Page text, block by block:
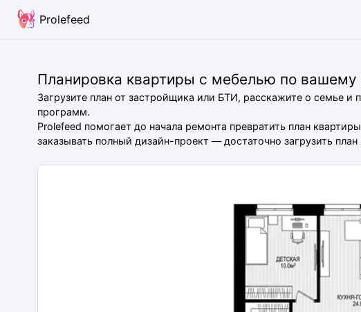
Prolefeed
Планировка квартиры с мебелью по вашему
Загрузите план от застройщика или БТИ, расскажите о семье
программ.
Prolefeed помогает до начала ремонта превратить план
заказывать полный дизайн-проект — достаточно загрузить